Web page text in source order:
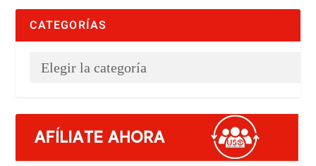
CATEGORÍAS